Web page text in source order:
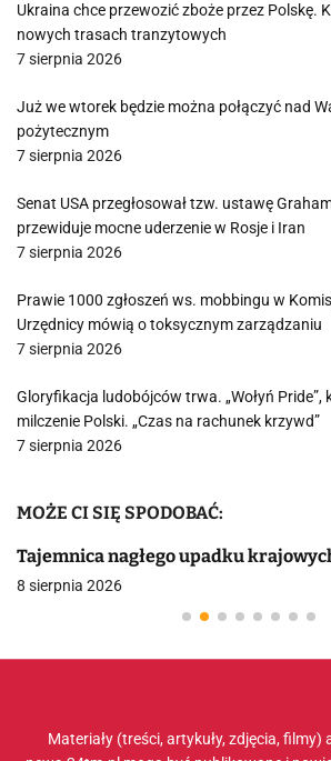
Ukraina chce przewozić zboże przez Polskę.
nowych trasach tranzytowych
7 sierpnia 2026
Już we wtorek będzie można połączyć nad
pożytecznym
7 sierpnia 2026
Senat USA przegłosował tzw. ustawę
przewiduje mocne uderzenie w Rosje i Iran
7 sierpnia 2026
Prawie 1000 zgłoszeń ws. mobbingu w
Urzędnicy mówią o toksycznym zarządzaniu
7 sierpnia 2026
Gloryfikacja ludobójców trwa. „Wołyń Pride”,
milczenie Polski. „Czas na rachunek krzywd”
7 sierpnia 2026
MOŻE CI SIĘ SPODOBAĆ:
Tajemnica nagłego upadku
8 sierpnia 2026
Materiały (treści, artykuły, zdjęcia,